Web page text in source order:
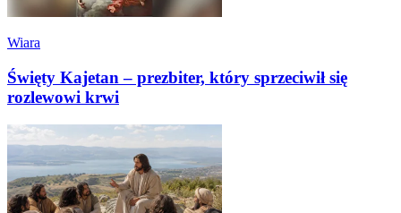
Wiara
Święty Kajetan – prezbiter, który sprzeciwił się
rozlewowi krwi